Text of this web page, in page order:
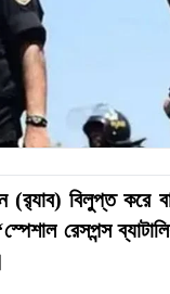
(র‍্যাব) বিলুপ্ত করে
রেসপন্স